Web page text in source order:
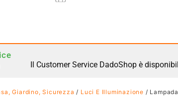
Il Customer Service DadoShop è
Giardino, Sicurezza / Luci E Illuminazione /